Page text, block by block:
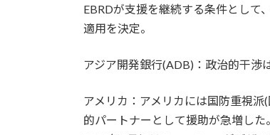
EBRDが支援を継続する条件として
適用を決定。
アジア開発銀行(ADB)：政治的干渉
アメリカ：アメリカには国防重視
的パートナーとして援助が急増し